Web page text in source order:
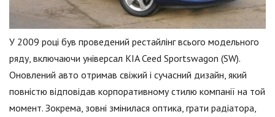
У 2009 році був проведений рестайлінг всього модельного
ряду, включаючи універсал KIA Ceed Sportswagon (SW).
Оновлений авто отримав свіжий і сучасний дизайн, який
повністю відповідав корпоративному стилю компанії на той
момент. Зокрема, зовні змінилася оптика, грати радіатора,